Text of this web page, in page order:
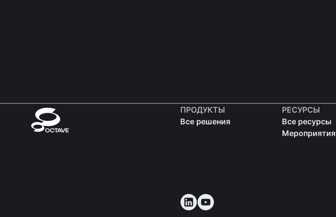
ПРОДУКТЫ
Все решения
РЕСУРСЫ
Все ресурсы
Мероприятия